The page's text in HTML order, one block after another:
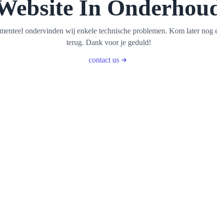
In
ondervinden wij enkele technische problemen. Kom later nog
terug. Dank voor je geduld!
contact us